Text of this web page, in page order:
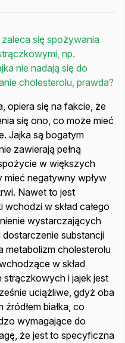
się spożywania
np.
nie nadają się do
cholesterolu, prawda?
opiera się na fakcie, że
się ono, co może mieć
Jajka są bogatym
zawierają pełną
w większych
mieć negatywny wpływ
Nawet to jest
w skład całego
wystarczających
substancji
metabolizm cholesterolu
w skład
strączkowych i jajek jest
uciążliwe, gdyż oba
białka, co
wymagające do
że jest to specyficzna